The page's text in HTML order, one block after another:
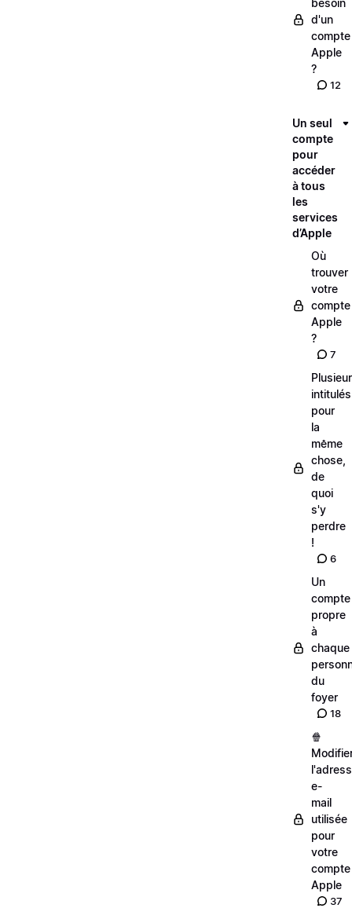
besoin
d'un
compte
Apple
?
12
Un seul
compte
pour
accéder
à tous
les
services
d’Apple
Où
trouver
votre
compte
Apple
?
7
intitulés
pour
la
même
chose,
de
quoi
s'y
perdre
!
6
Un
compte
propre
à
chaque
du
foyer
18
🍿
e-
mail
utilisée
pour
votre
compte
Apple
37